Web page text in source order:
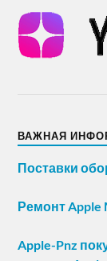
ВАЖНАЯ
Поставки
Ремонт Apple
Apple-Pnz